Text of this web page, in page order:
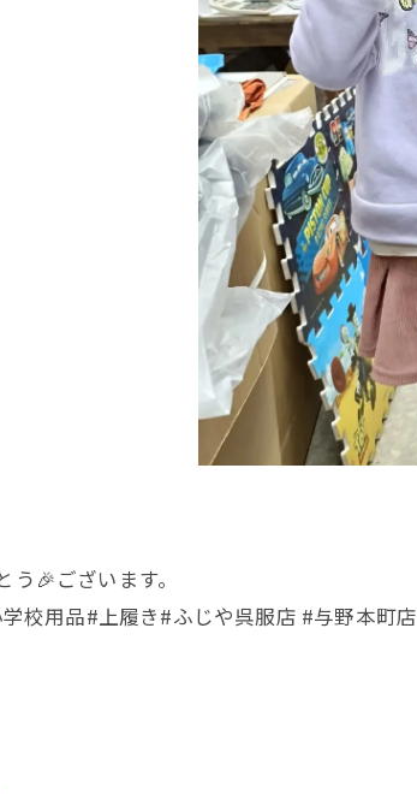
🎉ございます。
校用品#上履き#ふじや呉服店 #与野本町店